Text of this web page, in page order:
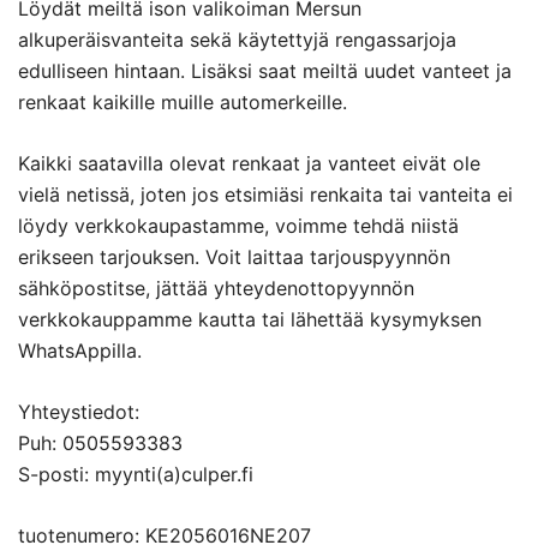
Löydät meiltä ison valikoiman Mersun
alkuperäisvanteita sekä käytettyjä rengassarjoja
edulliseen hintaan. Lisäksi saat meiltä uudet vanteet ja
renkaat kaikille muille automerkeille.
Kaikki saatavilla olevat renkaat ja vanteet eivät ole
vielä netissä, joten jos etsimiäsi renkaita tai vanteita ei
löydy verkkokaupastamme, voimme tehdä niistä
erikseen tarjouksen. Voit laittaa tarjouspyynnön
sähköpostitse, jättää yhteydenottopyynnön
verkkokauppamme kautta tai lähettää kysymyksen
WhatsAppilla.
Yhteystiedot:
Puh: 0505593383
S-posti: myynti(a)culper.fi
tuotenumero: KE2056016NE207